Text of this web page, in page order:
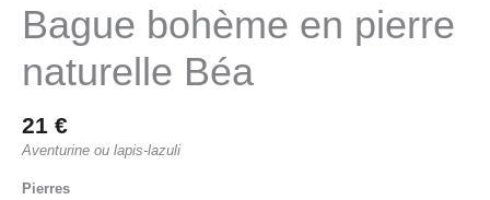
Bague bohème en pierre
naturelle Béa
21 €
Aventurine ou lapis-lazuli
Pierres